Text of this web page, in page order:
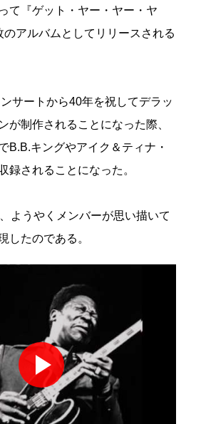
て『ゲット・ヤー・ヤー・ヤ
のアルバムとしてリリースされる
サートから40年を祝してデラッ
が制作されることになった際、
B.B.キングやアイク＆ティナ・
録されることになった。
ようやくメンバーが思い描いて
したのである。